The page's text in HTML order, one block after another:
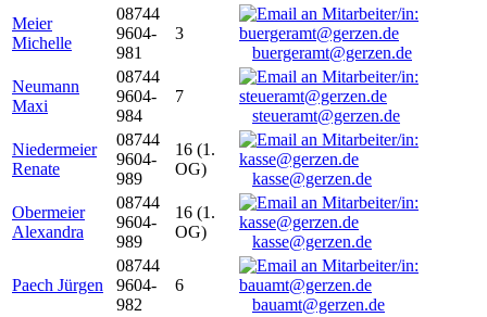
Meier
Michelle
08744
9604-
981
3
buergeramt@gerzen.de
Neumann
Maxi
08744
9604-
984
7
steueramt@gerzen.de
Niedermeier
Renate
08744
9604-
989
16 (1.
OG)
kasse@gerzen.de
Obermeier
Alexandra
08744
9604-
989
16 (1.
OG)
kasse@gerzen.de
Paech Jürgen
08744
9604-
982
6
bauamt@gerzen.de